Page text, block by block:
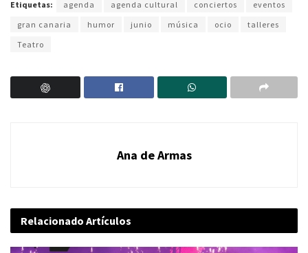
Etiquetas: agenda agenda cultural conciertos
eventos
gran canaria
humor junio música ocio
talleres
Teatro
Ana de Armas
Relacionado Artículos